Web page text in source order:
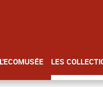
LES